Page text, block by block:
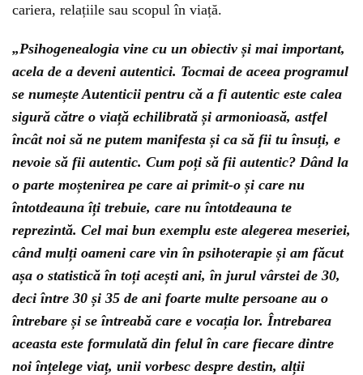
cariera, relațiile sau scopul în viață.
„Psihogenealogia vine cu un obiectiv și mai important,
acela de a deveni autentici. Tocmai de aceea programul
se numește Autenticii pentru că a fi autentic este calea
sigură către o viață echilibrată și armonioasă, astfel
încât noi să ne putem manifesta și ca să fii tu însuți, e
nevoie să fii autentic. Cum poți să fii autentic? Dând la
o parte moștenirea pe care ai primit-o și care nu
întotdeauna îți trebuie, care nu întotdeauna te
reprezintă. Cel mai bun exemplu este alegerea meseriei,
când mulți oameni care vin în psihoterapie și am făcut
așa o statistică în toți acești ani, în jurul vârstei de 30,
deci între 30 și 35 de ani foarte multe persoane au o
întrebare și se întreabă care e vocația lor. Întrebarea
aceasta este formulată din felul în care fiecare dintre
noi înțelege viaț, unii vorbesc despre destin, alții